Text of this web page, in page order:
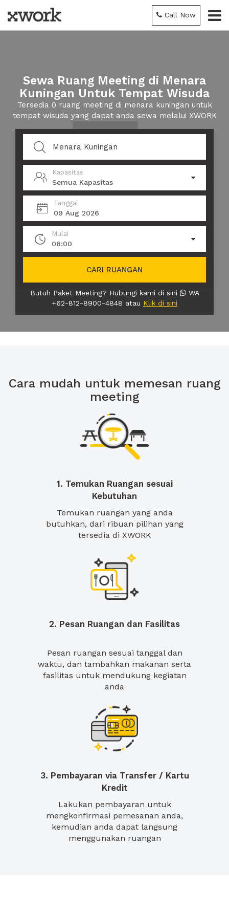
Call Now
Sewa Ruang Meeting di Menara
Kuningan Untuk Tempat Wisuda
Tersedia 0 ruang meeting di menara kuningan untuk
tempat wisuda yang dapat anda sewa melalui XWORK
Kapasitas
Semua Kapasitas
Tanggal
09 Aug 2026
Mulai
06:00
CARI RUANGAN
Butuh Paket Meeting? Hubungi kami di sini
WA
+62-812-8900-4848 atau Klik di sini
Cara mudah untuk memesan ruang
meeting
1. Temukan Ruangan sesuai
Kebutuhan
Temukan ruangan yang anda
butuhkan, dari ribuan pilihan yang
tersedia di XWORK
2. Pesan Ruangan dan Fasilitas
Pesan ruangan sesuai tanggal dan
waktu, dan tambahkan makanan serta
fasilitas untuk mendukung kegiatan
anda
3. Pembayaran via Transfer / Kartu
Kredit
Lakukan pembayaran untuk
mengkonfirmasi pemesanan anda,
kemudian anda dapat langsung
menggunakan ruangan